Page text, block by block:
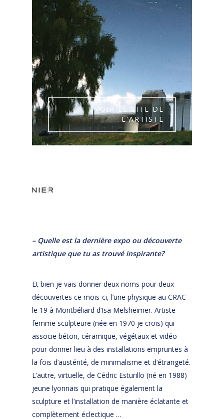
VOIR LE SITE DE
L'ARTISTE
– Quelle est la dernière expo ou découverte
artistique que tu as trouvé inspirante?
Et bien je vais donner deux noms pour deux
découvertes ce mois-ci, l’une physique au CRAC
le 19 à Montbéliard d’Isa Melsheimer. Artiste
femme sculpteure (née en 1970 je crois) qui
associe béton, céramique, végétaux et vidéo
pour donner lieu à des installations empruntes à
la fois d’austérité, de minimalisme et d’étrangeté.
L’autre, virtuelle, de Cédric Esturillo (né en 1988)
jeune lyonnais qui pratique également la
sculpture et l’installation de manière éclatante et
complètement éclectique …